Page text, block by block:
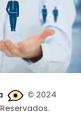
© 2024